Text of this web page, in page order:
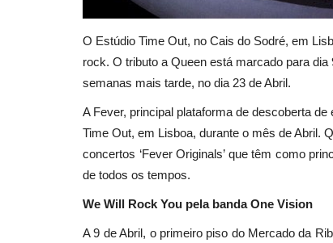
O Estúdio Time Out, no Cais do Sodré, em
rock. O tributo a Queen está marcado para
semanas mais tarde, no dia 23 de Abril.
A Fever, principal plataforma de descoberta
Time Out, em Lisboa, durante o mês de Abril.
concertos ‘Fever Originals’ que têm como
de todos os tempos.
We Will Rock You pela banda One Vision
A 9 de Abril, o primeiro piso do Mercado da